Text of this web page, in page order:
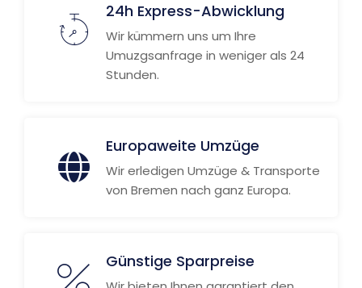
24h Express-Abwicklung
Wir kümmern uns um Ihre
Umuzgsanfrage in weniger als 24
Stunden.
Europaweite Umzüge
Wir erledigen Umzüge & Transporte
von Bremen nach ganz Europa.
Günstige Sparpreise